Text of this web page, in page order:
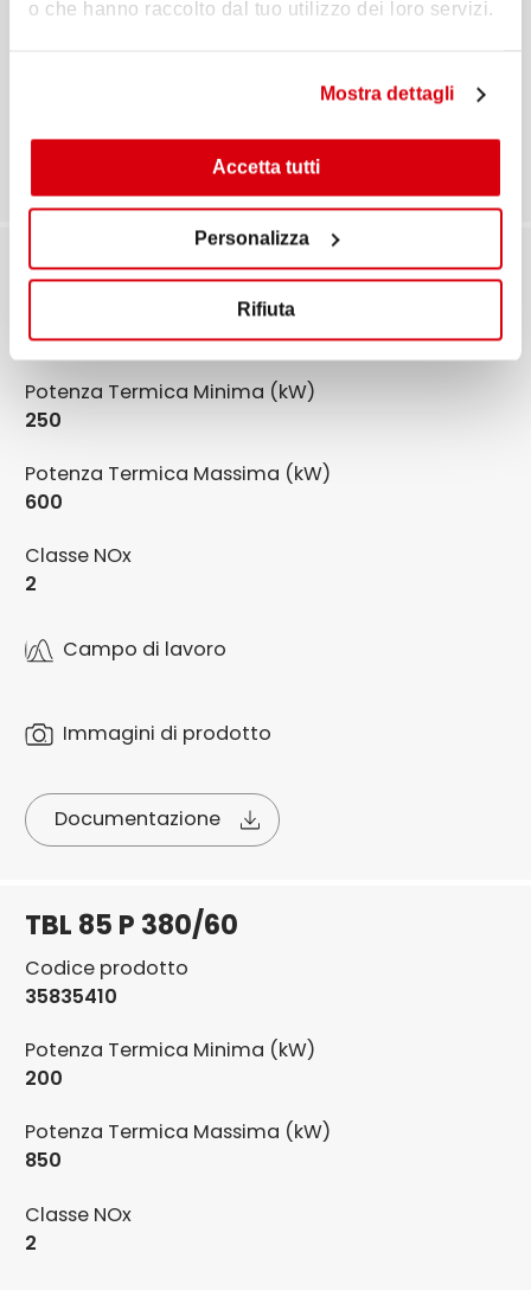
o che hanno raccolto dal tuo utilizzo dei loro servizi.
Mostra dettagli
Accetta tutti
Personalizza
Rifiuta
Documentazione
TBL 60P 380/60
35755410
Potenza Termica Minima (kW)
250
Potenza Termica Massima (kW)
600
Classe NOx
2
Campo di lavoro
Immagini di prodotto
Documentazione
TBL 85 P 380/60
Codice prodotto
35835410
Potenza Termica Minima (kW)
200
Potenza Termica Massima (kW)
850
Classe NOx
2